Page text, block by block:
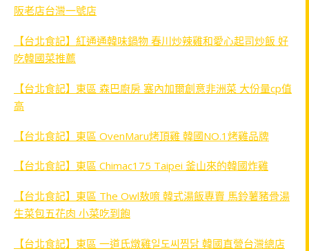
阪老店台灣一號店
【台北食記】紅通通韓味鍋物 春川炒辣雞和愛心起司炒飯 好
吃韓國菜推薦
【台北食記】東區 森巴廚房 塞內加爾創意非洲菜 大份量cp值
高
【台北食記】東區 OvenMaru烤頂雞 韓國NO.1烤雞品牌
【台北食記】東區 Chimac175 Taipei 釜山來的韓國炸雞
【台北食記】東區 The Owl敖唷 韓式湯飯專賣 馬鈴薯豬骨湯
生菜包五花肉 小菜吃到飽
【台北食記】東區 一道氏燉雞일도씨찜닭 韓國直營台灣總店